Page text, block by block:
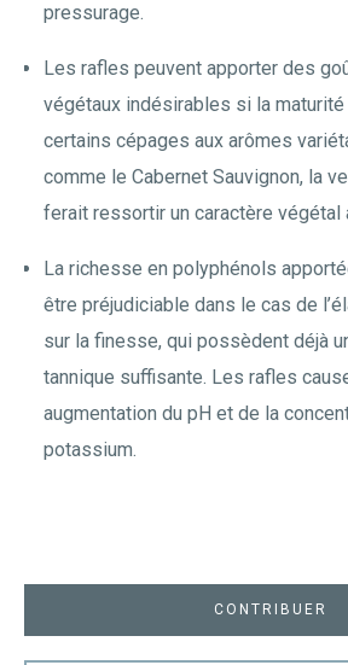
pressurage.
Les rafles peuvent apporter des
végétaux indésirables si la
certains cépages aux arômes
comme le Cabernet Sauvignon, la
ferait ressortir un caractère végétal
La richesse en polyphénols
être préjudiciable dans le cas de
sur la finesse, qui possèdent déjà
tannique suffisante. Les rafles
augmentation du pH et de la
potassium.
CONTRIBUER